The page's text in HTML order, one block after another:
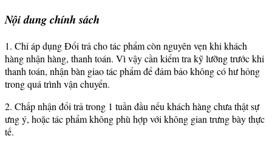
Nội dung chính sách
1. Chỉ áp dụng Đổi trả cho tác phẩm còn nguyên vẹn khi khách
hàng nhận hàng, thanh toán. Vì vậy cần kiểm tra kỹ lưỡng trước khi
thanh toán, nhận bàn giao tác phẩm để đảm bảo không có hư hỏng
trong quá trình vận chuyển.
2. Chấp nhận đổi trả trong 1 tuần đầu nếu khách hàng chưa thật sự
ưng ý, hoặc tác phẩm không phù hợp với không gian trưng bày thực
tế.